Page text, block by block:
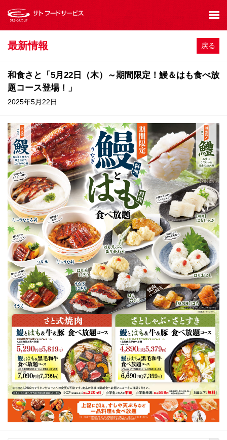
最新情報 戻る
和食さと「5月22日（木）～期間限定！鰻＆はも食べ放
題コース登場！」
2025年5月22日